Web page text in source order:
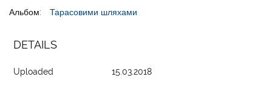
Альбом: Тарасовими шляхами
DETAILS
Uploaded 15.03.2018